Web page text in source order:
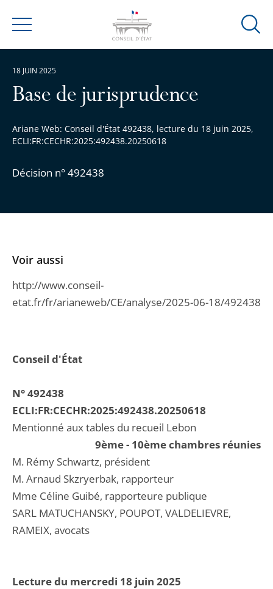
Menu
Ouvrir
Base de jurisprudence
Ariane Web: Conseil d'État 492438, lecture du 18 juin 2025,
ECLI:FR:CECHR:2025:492438.20250618
Décision n° 492438
18 JUIN 2025
Conseil d'État
N° 492438
ECLI:FR:CECHR:2025:492438.20250618
Mentionné aux tables du recueil Lebon
9ème - 10ème chambres réunies
M. Rémy Schwartz, président
M. Arnaud Skzryerbak, rapporteur
Mme Céline Guibé, rapporteure publique
SARL MATUCHANSKY, POUPOT, VALDELIEVRE,
RAMEIX, avocats
Lecture du mercredi 18 juin 2025
Voir aussi
http://www.conseil-
etat.fr/fr/arianeweb/CE/analyse/2025-06-18/492438